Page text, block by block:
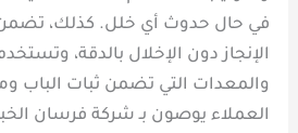
في حال حدوث أي خلل. كذلك،
الإنجاز دون الإخلال بالدقة،
والمعدات التي تضمن ثبات الباب
العملاء يوصون بـ شركة فرسان